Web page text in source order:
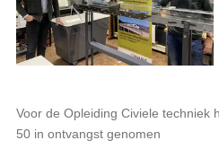
Voor de Opleiding Civiele techniek
50 in ontvangst genomen